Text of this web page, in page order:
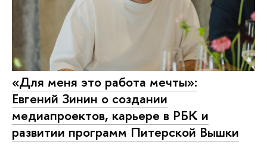
«Для меня это работа мечты»:
Евгений Зинин о создании
медиапроектов, карьере в РБК и
развитии программ Питерской Вышки